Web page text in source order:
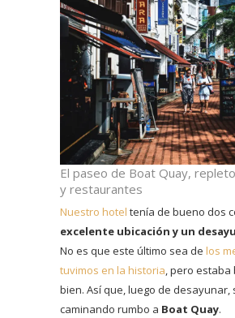
El paseo de Boat Quay,
y restaurantes
Nuestro hotel tenía de bueno dos
excelente ubicación y un
No es que este último sea de los
tuvimos en la historia, pero estaba
bien. Así que, luego de desayunar,
caminando rumbo a Boat Quay.